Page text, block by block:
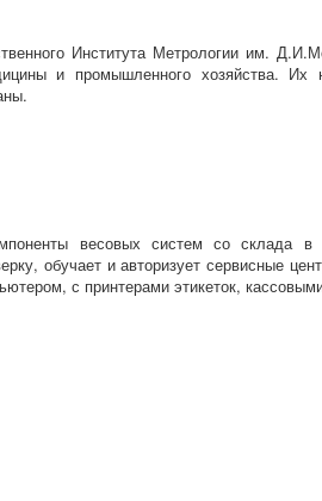
Института Метрологии им.
и промышленного хозяйства. Их
весовых систем со склада в
обучает и авторизует сервисные
с принтерами этикеток,